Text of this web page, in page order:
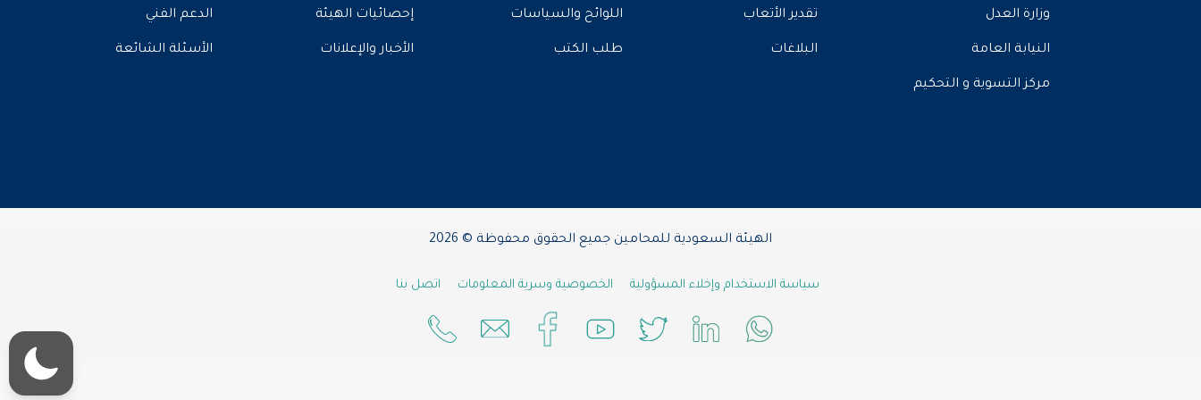
وزارة العدل
النيابة العامة
مركز التسوية و التحكيم
تقدير الأتعاب
البلاغات
اللوائح والسياسات
طلب الكتب
إحصائيات الهيئة
الأخبار والإعلانات
الدعم الفني
الأسئلة الشائعة
الهيئة السعودية للمحامين جميع الحقوق محفوظة © 2026
سياسة الاستخدام وإخلاء المسؤولية الخصوصية وسرية المعلومات اتصل بنا